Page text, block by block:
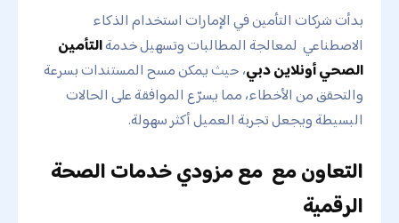
بدأت شركات التأمين في الإمارات استخدام الذكاء
الاصطناعي لمعالجة المطالبات وتسهيل خدمةالتأمين
الصحي أونلاين دبي، حيث يمكن مسح المستندات بسرعة
والتحقق من الأخطاء، مما يسرّع الموافقة على الحالات
البسيطة ويجعل تجربة العميل أكثر سهولة.
التعاون مع مع مزودي خدمات الصحة
الرقمية